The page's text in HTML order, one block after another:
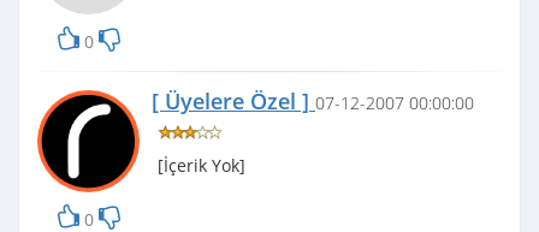
0
0
[ Üyelere Özel ] 07-12-2007 00:00:00
[İçerik Yok]